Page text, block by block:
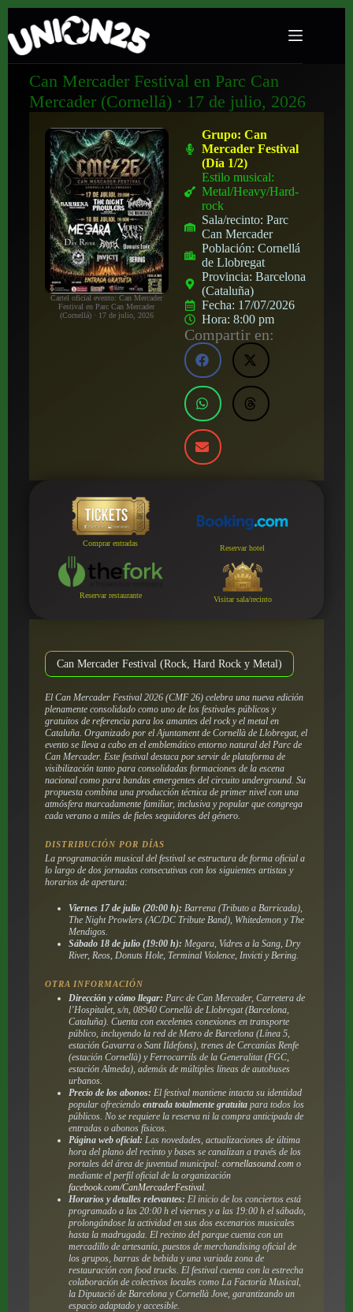
Can Mercader Festival en Parc Can
Mercader (Cornellá) · 17 de julio, 2026
Cartel oficial evento: Can Mercader
Festival en Parc Can Mercader
(Cornellá) · 17 de julio, 2026
Grupo:Can
Mercader Festival
(Día 1/2)
Estilo musical:
Metal/Heavy/Hard-
rock
Sala/recinto:Parc
Can Mercader
Población:Cornellá
de Llobregat
Provincia:Barcelona
(Cataluña)
Fecha: 17/07/2026
Hora:8:00 pm
Compartir en:
Comprar entradas
Reservar hotel
Reservar restaurante Visitar sala/recinto
Can Mercader Festival (Rock, Hard Rock y Metal)
El Can Mercader Festival 2026 (CMF 26) celebra una nueva edición
plenamente consolidado como uno de los festivales públicos y
gratuitos de referencia para los amantes del rock y el metal en
Cataluña. Organizado por el Ajuntament de Cornellà de Llobregat, el
evento se lleva a cabo en el emblemático entorno natural del Parc de
Can Mercader. Este festival destaca por servir de plataforma de
visibilización tanto para consolidadas formaciones de la escena
nacional como para bandas emergentes del circuito underground. Su
propuesta combina una producción técnica de primer nivel con una
atmósfera marcadamente familiar, inclusiva y popular que congrega
cada verano a miles de fieles seguidores del género.
DISTRIBUCIÓN POR DÍAS
La programación musical del festival se estructura de forma oficial a
lo largo de dos jornadas consecutivas con los siguientes artistas y
horarios de apertura:
Viernes 17 de julio (20:00 h): Barrena (Tributo a Barricada),
The Night Prowlers (AC/DC Tribute Band), Whitedemon y The
Mendigos.
Sábado 18 de julio (19:00 h): Megara, Vidres a la Sang, Dry
River, Reos, Donuts Hole, Terminal Violence, Invicti y Bering.
OTRA INFORMACIÓN
Dirección y cómo llegar: Parc de Can Mercader, Carretera de
l’Hospitalet, s/n, 08940 Cornellà de Llobregat (Barcelona,
Cataluña). Cuenta con excelentes conexiones en transporte
público, incluyendo la red de Metro de Barcelona (Línea 5,
estación Gavarra o Sant Ildefons), trenes de Cercanías Renfe
(estación Cornellà) y Ferrocarrils de la Generalitat (FGC,
estación Almeda), además de múltiples líneas de autobuses
urbanos.
Precio de los abonos: El festival mantiene intacta su identidad
popular ofreciendo entrada totalmente gratuitapara todos los
públicos. No se requiere la reserva ni la compra anticipada de
entradas o abonos físicos.
Página web oficial: Las novedades, actualizaciones de última
hora del plano del recinto y bases se canalizan a través de los
portales del área de juventud municipal: cornellasound.com o
mediante el perfil oficial de la organización
facebook.com/CanMercaderFestival.
Horarios y detalles relevantes: El inicio de los conciertos está
programado a las 20:00 h el viernes y a las 19:00 h el sábado,
prolongándose la actividad en sus dos escenarios musicales
hasta la madrugada. El recinto del parque cuenta con un
mercadillo de artesanía, puestos de merchandising oficial de
los grupos, barras de bebida y una variada zona de
restauración con food trucks. El festival cuenta con la estrecha
colaboración de colectivos locales como La Factoría Musical,
la Diputació de Barcelona y Cornellà Jove, garantizando un
espacio adaptado y accesible.